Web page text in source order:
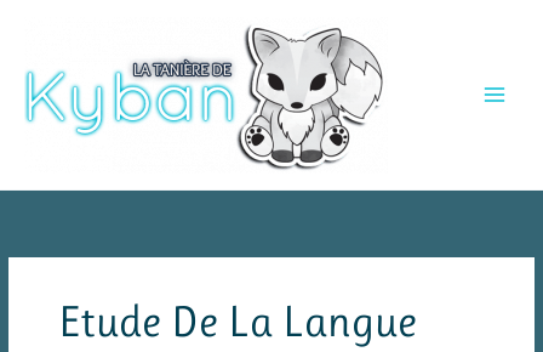
contenu
Etude De La Langue